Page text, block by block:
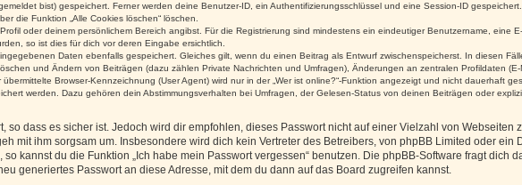
bist) gespeichert. Ferner werden deine Benutzer-ID, ein Authentifizierungsschlüssel und eine Session-ID
die Funktion „Alle Cookies löschen“ löschen.
oder deinem persönlichem Bereich angibst. Für die Registrierung sind mindestens ein eindeutiger Benutzername, eine
so ist dies für dich vor deren Eingabe ersichtlich.
Daten ebenfalls gespeichert. Gleiches gilt, wenn du einen Beitrag als Entwurf zwischenspeicherst. In diesen
und Ändern von Beiträgen (dazu zählen Private Nachrichten und Umfragen), Änderungen an zentralen Profildaten
Browser-Kennzeichnung (User Agent) wird nur in der „Wer ist online?“-Funktion angezeigt und nicht dauerhaft
werden. Dazu gehören dein Abstimmungsverhalten bei Umfragen, der Gelesen-Status von deinen Beiträgen oder
dass es sicher ist. Jedoch wird dir empfohlen, dieses Passwort nicht auf einer Vielzahl von Webseiten
mit ihm sorgsam um. Insbesondere wird dich kein Vertreter des Betreibers, von phpBB Limited oder ein
kannst du die Funktion „Ich habe mein Passwort vergessen“ benutzen. Die phpBB-Software fragt dich
generiertes Passwort an diese Adresse, mit dem du dann auf das Board zugreifen kannst.